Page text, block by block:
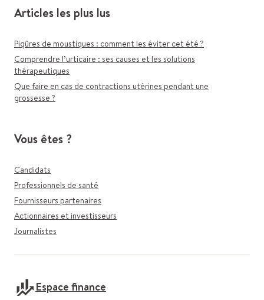
Articles les plus lus
Piqûres de moustiques : comment les éviter cet été ?
Comprendre l’urticaire : ses causes et les solutions
thérapeutiques
Que faire en cas de contractions utérines pendant une
grossesse ?
Vous êtes ?
Candidats
Professionnels de santé
Fournisseurs partenaires
Actionnaires et investisseurs
Journalistes
Espace finance